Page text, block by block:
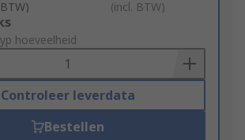
(incl. BTW)
hoeveelheid
Controleer leverdata
Bestellen